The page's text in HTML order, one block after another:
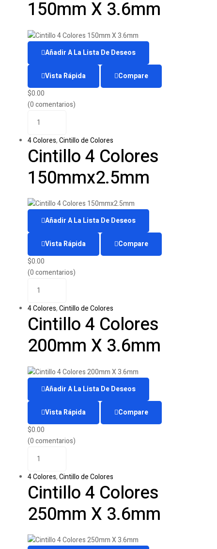
150mm X 3.6mm
Añadir A La Lista De Deseos
Vista Rápida
Compare
$0.00
(0 comentarios)
4 Colores,Cintillo de Colores
Cintillo 4 Colores
150mmx2.5mm
Añadir A La Lista De Deseos
Vista Rápida
Compare
$0.00
(0 comentarios)
4 Colores,Cintillo de Colores
Cintillo 4 Colores
200mm X 3.6mm
Añadir A La Lista De Deseos
Vista Rápida
Compare
$0.00
(0 comentarios)
4 Colores,Cintillo de Colores
Cintillo 4 Colores
250mm X 3.6mm